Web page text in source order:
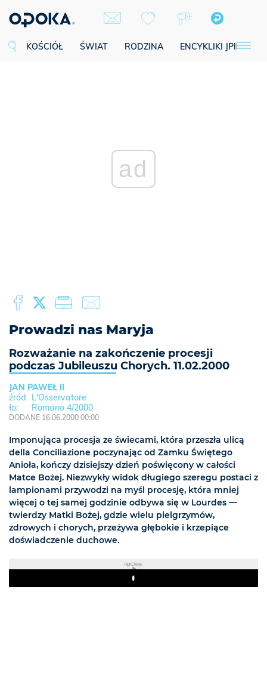
KOŚCIÓŁ ŚWIAT RODZINA ENCYKLIKI JPII
ad
Prowadzi nas Maryja
Rozważanie na zakończenie procesji
podczas Jubileuszu Chorych. 11.02.2000
JAN PAWEŁ II
L'Osservatore
Romano 4/2000
DODANE 16.06.2000 00:00
Imponująca procesja ze świecami, która przeszła ulicą
della Conciliazione poczynając od Zamku Świętego
Anioła, kończy dzisiejszy dzień poświęcony w całości
Matce Bożej. Niezwykły widok długiego szeregu postaci z
lampionami przywodzi na myśl procesję, która mniej
więcej o tej samej godzinie odbywa się w Lourdes —
twierdzy Matki Bożej, gdzie wielu pielgrzymów,
zdrowych i chorych, przeżywa głębokie i krzepiące
doświadczenie duchowe.
REKLAMA
Play